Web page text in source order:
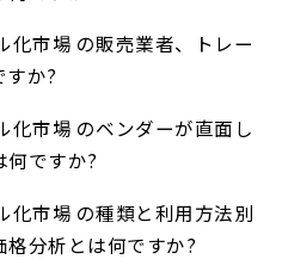
化市場 の販売業者、トレー
すか?
化市場 のベンダーが直面し
何ですか?
化市場 の種類と利用方法別
分析とは何ですか?